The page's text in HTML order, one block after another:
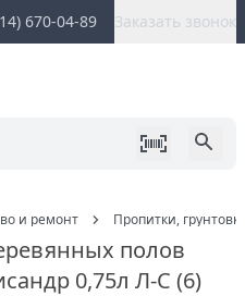
670-04-89 Заказать звонок
и ремонт Пропитки,
полов
0,75л Л-С (6)